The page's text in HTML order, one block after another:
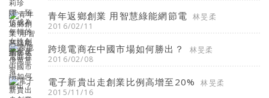
青年返鄉創業 用智慧綠能網節電
林旻柔
2016/02/11
跨境電商在中國市場如何勝出？
林旻柔
2016/02/08
電子新貴出走創業比例高增至20%
林旻柔
2015/11/16